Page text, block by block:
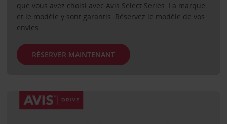
que vous avez choisi avec Avis Select Series. La marque
et le modèle y sont garantis. Réservez le modèle de vos
envies.
RÉSERVER MAINTENANT